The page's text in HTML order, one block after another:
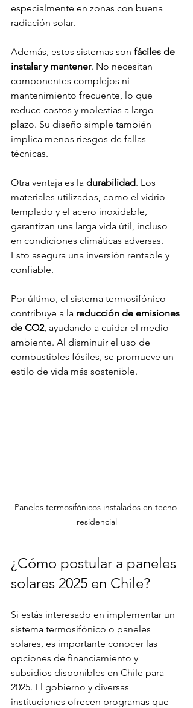
especialmente en zonas con buena
radiación solar.
Además, estos sistemas son fáciles de
instalar y mantener. No necesitan
componentes complejos ni
mantenimiento frecuente, lo que
reduce costos y molestias a largo
plazo. Su diseño simple también
implica menos riesgos de fallas
técnicas.
Otra ventaja es la durabilidad. Los
materiales utilizados, como el vidrio
templado y el acero inoxidable,
garantizan una larga vida útil, incluso
en condiciones climáticas adversas.
Esto asegura una inversión rentable y
confiable.
Por último, el sistema termosifónico
contribuye a la reducción de emisiones
de CO2, ayudando a cuidar el medio
ambiente. Al disminuir el uso de
combustibles fósiles, se promueve un
estilo de vida más sostenible.
Paneles termosifónicos instalados en techo
residencial
¿Cómo postular a paneles
solares 2025 en Chile?
Si estás interesado en implementar un
sistema termosifónico o paneles
solares, es importante conocer las
opciones de financiamiento y
subsidios disponibles en Chile para
2025. El gobierno y diversas
instituciones ofrecen programas que